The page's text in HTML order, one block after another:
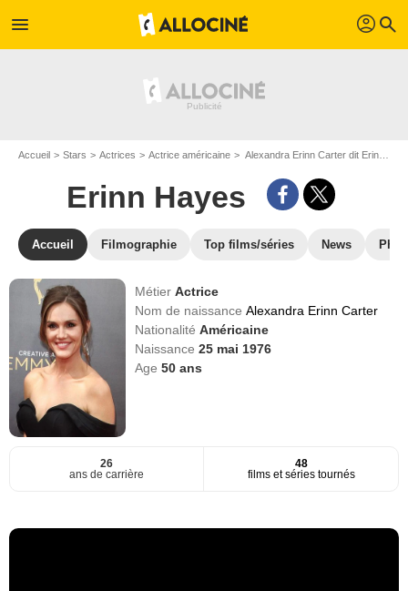
menu profil search
Accueil Stars Actrices Actrice américaine Alexandra Erinn Carter dit Erinn Hayes
Erinn Hayes
Accueil Filmographie Top films/séries News
MétierActrice
Nom de naissanceAlexandra Erinn Carter
NationalitéAméricaine
Naissance25 mai 1976
Age50 ans
26
ans de carrière
48
films et séries tournés